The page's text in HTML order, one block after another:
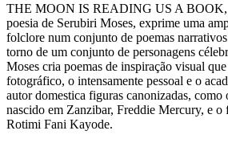
THE MOON IS READING US A BOOK,
poesia de Serubiri Moses, exprime uma
folclore num conjunto de poemas
torno de um conjunto de personagens
Moses cria poemas de inspiração visual
fotográfico, o intensamente pessoal e o
autor domestica figuras canonizadas, como
nascido em Zanzibar, Freddie Mercury, e
Rotimi Fani Kayode.